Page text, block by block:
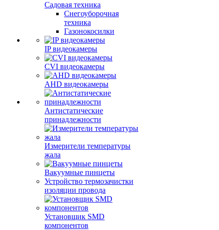
Садовая техника
Снегоуборочная
техника
Газонокосилки
IP видеокамеры
CVI видеокамеры
AHD видеокамеры
Антистатические
принадлежности
Измерители температуры
жала
Вакуумные пинцеты
Устройство термозачистки
изоляции провода
Установщик SMD
компонентов